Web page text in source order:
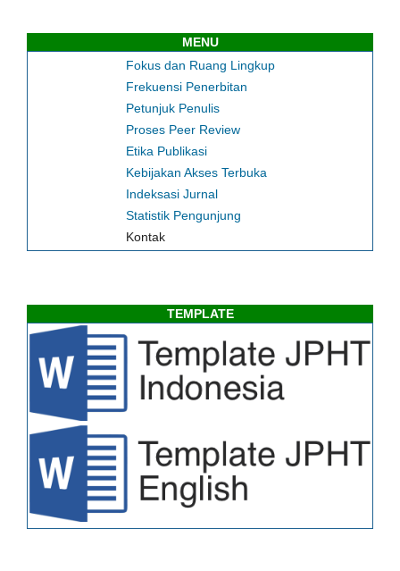
MENU
Fokus dan Ruang Lingkup
Frekuensi Penerbitan
Petunjuk Penulis
Proses Peer Review
Etika Publikasi
Kebijakan Akses Terbuka
Indeksasi Jurnal
Statistik Pengunjung
Kontak
TEMPLATE